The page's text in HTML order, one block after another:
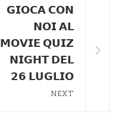
𝗚𝗜𝗢𝗖𝗔 𝗖𝗢𝗡
𝗡𝗢𝗜 𝗔𝗟
𝗠𝗢𝗩𝗜𝗘 𝗤𝗨𝗜𝗭
𝗡𝗜𝗚𝗛𝗧 𝗗𝗘𝗟
𝟮𝟲 𝗟𝗨𝗚𝗟𝗜𝗢
NEXT